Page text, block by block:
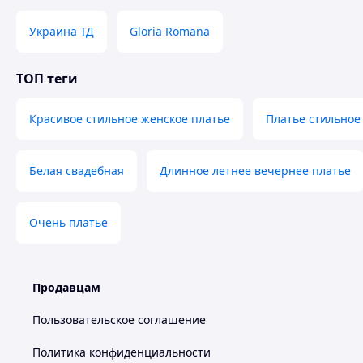
образом.
свадебные платья от производителя, а также
натурального шифона, искусно украшенными бисером
оптом или в единичном экземпляре, вы сможете
Украина ТД Gloria Romana
ТОП теги
Красивое стильное женское платье Платье
Белая свадебная Длинное летнее вечернее платье
Очень платье
Продавцам
Пользовательское соглашение
Политика конфиденциальности